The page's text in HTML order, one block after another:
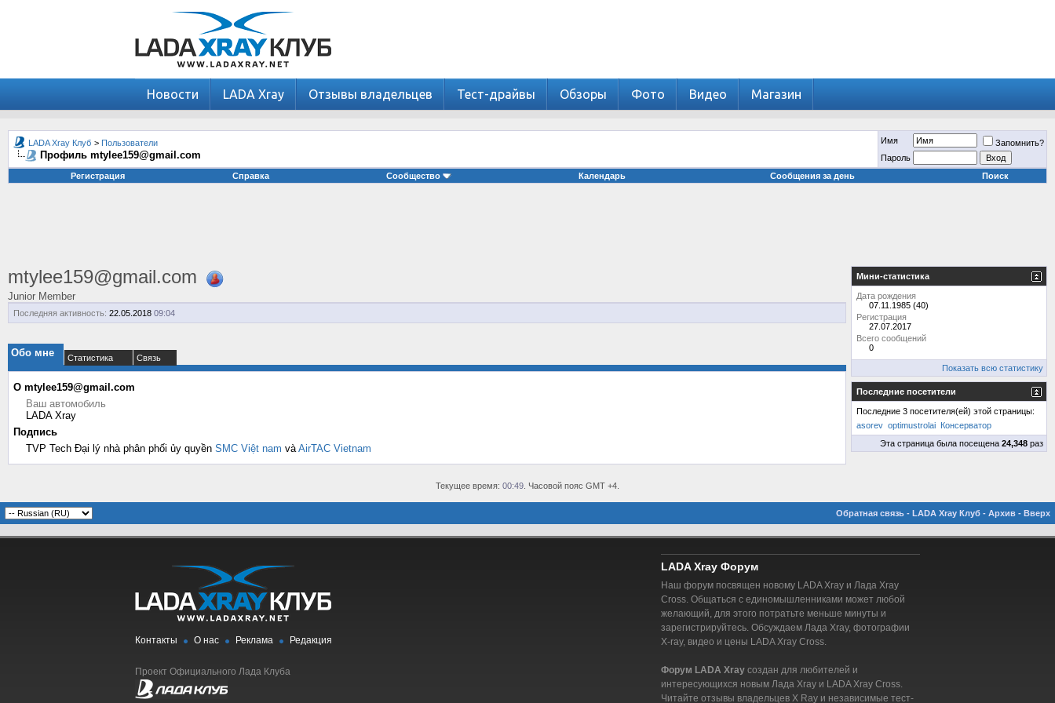
Новости LADA Xray Отзывы владельцев Тест-драйвы Обзоры Фото Видео Магазин
LADA Xray Клуб > Пользователи
Профиль mtylee159@gmail.com
Имя
Запомнить?
Пароль
Регистрация
Справка Сообщество Календарь Сообщения за день Поиск
mtylee159@gmail.com
Junior Member
Последняя активность: 22.05.2018 09:04
Обо мне Статистика Связь
О mtylee159@gmail.com
Ваш автомобиль
LADA Xray
Подпись
TVP Tech Đại lý nhà phân phối ủy quyền SMC Việt nam vàAirTAC Vietnam
Мини-статистика
Дата рождения
07.11.1985 (40)
Регистрация
27.07.2017
Всего сообщений
0
Показать всю статистику
Последние посетители
Последние 3 посетителя(ей) этой страницы:
asorev optimustrolai Консерватор
Эта страница была посещена 24,348 раз
Текущее время: 00:49 . Часовой пояс GMT +4.
Обратная связь - LADA Xray Клуб - Архив - Вверх
Контакты О нас Реклама Редакция
Проект Официального Лада Клуба
LADA Xray Форум
Наш форум посвящен новому LADA Xray и Лада Xray
Cross. Общаться с единомышленниками может любой
желающий, для этого потратьте меньше минуты и
зарегистрируйтесь. Обсуждаем Лада Xray, фотографии
X-ray, видео и цены LADA Xray Cross.
Форум LADA Xray создан для любителей и
интересующихся новым Лада Xray и LADA Xray Cross.
Читайте отзывы владельцев X Ray и независимые тест-